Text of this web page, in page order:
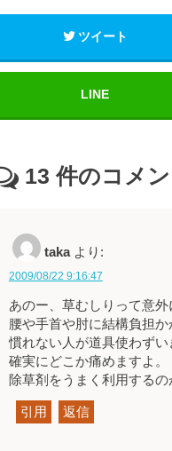
ツイート
LINE
13 件のコメン
taka より:
2009/08/22 9:16:47
あのー、草むしりって意外
腰や手首や肘に結構負担か
慣れない人が道具使わず
確実にどこか痛めますよ。
除草剤をうまく利用するの
引用 返信